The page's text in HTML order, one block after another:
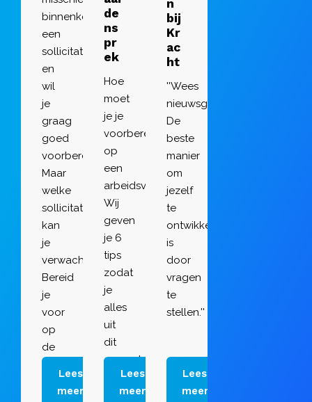
binnenkort
een
sollicitatiegesprek
en
wil
je
graag
goed
voorbereiden.
Maar
welke
sollicitatievragen
kan
je
verwachten?
Bereid
je
voor
op
de
Lees
meer
de
ns
pr
ek
Hoe
moet
je je
voorbereiden
op
een
arbeidsvoorwaardengesprek?
Wij
geven
je 6
tips
zodat
je
alles
uit
dit
gesprek
kunt
halen.
Lees
meer
n
bij
Kr
ac
ht
''Wees
nieuwsgierig.
De
beste
manier
om
jezelf
te
ontwikkelen
is
door
vragen
te
stellen.''
Lees
meer